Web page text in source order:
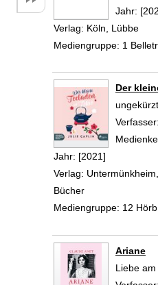
Jahr:
Verlag: Köln, Lübbe
Mediengruppe: 1
Der
Verfasser:
Jahr: [2021]
Verlag:
Bücher
Mediengruppe: 12
Ariane
Liebe